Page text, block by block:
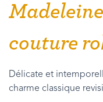
couture
Délicate et
charme classique